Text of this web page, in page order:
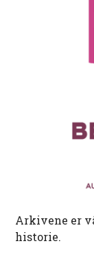
Arkivene er
historie.